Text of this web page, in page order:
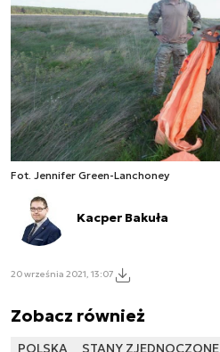
Fot. Jennifer Green-Lanchoney
Kacper Bakuła
20 września 2021, 13:07
Zobacz również
POLSKA STANY ZJEDNOCZONE